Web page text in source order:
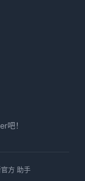
吧！
方 助手